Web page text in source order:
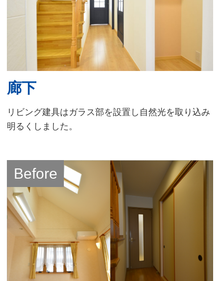
廊下
リビング建具はガラス部を設置し自然光を取り込み
明るくしました。